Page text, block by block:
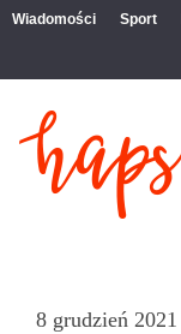
Wiadomości Sport
8 grudzień 2021